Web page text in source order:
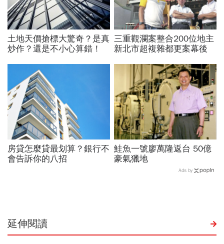
土地天價搶標大驚奇？是真
炒作？還是不小心算錯！
三重觀瀾案整合200位地主
新北市超複雜都更案幕後
房貸怎麼貸最划算？銀行不
會告訴你的八招
鮭魚一號廖萬隆返台 50億
豪氣獵地
Ads by
延伸閱讀